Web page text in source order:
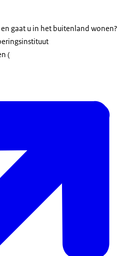
gaat u in het buitenland wonen?
(